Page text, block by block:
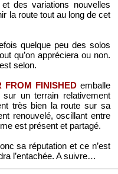
des variations nouvelles
la route tout au long de cet
quelque peu des solos
qu’on appréciera ou non.
selon.
FROM FINISHEDemballe
sur un terrain relativement
très bien la route sur sa
renouvelé, oscillant entre
est présent et partagé.
sa réputation et ce n’est
l’entachée. A suivre…